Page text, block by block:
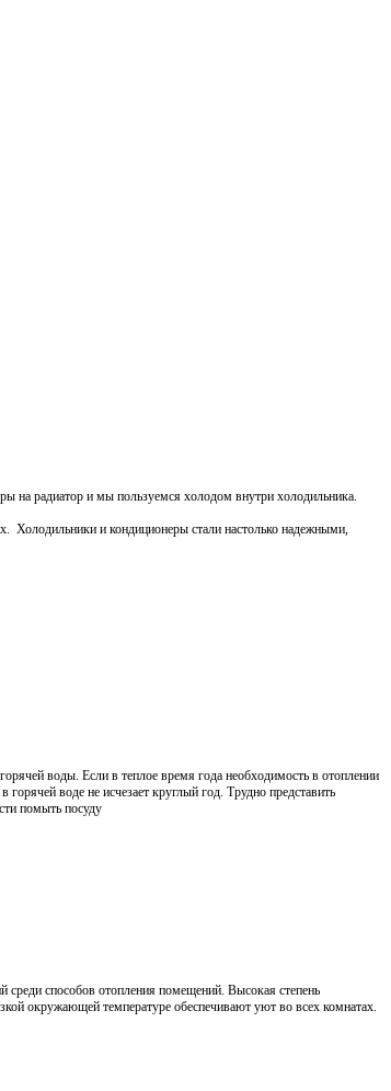
на радиатор и мы пользуемся холодом внутри холодильника.
Холодильники и кондиционеры стали настолько надежными,
воды. Если в теплое время года необходимость в отоплении
горячей воде не исчезает круглый год. Трудно представить
помыть посуду
способов отопления помещений. Высокая степень
окружающей температуре обеспечивают уют во всех комнатах.